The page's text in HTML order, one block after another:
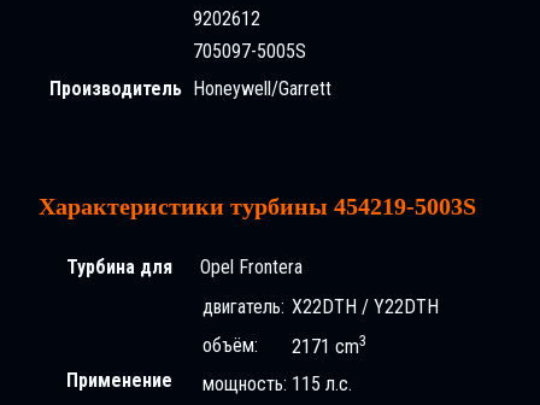
9202612
705097-5005S
Производитель
Honeywell/Garrett
Характеристики турбины 454219-5003S
Турбина для Opel Frontera
Применение
двигатель: X22DTH / Y22DTH
объём:
2171 cm3
мощность: 115 л.с.